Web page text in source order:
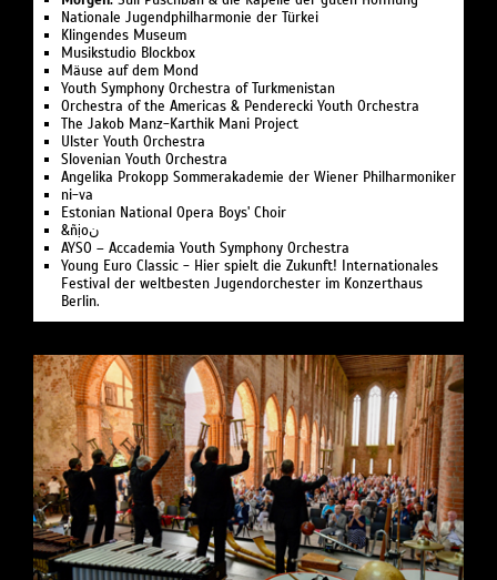
Nationale Jugend­philharmonie der Türkei
Klingendes Museum
Musikstudio Blockbox
Mäuse auf dem Mond
Youth Symphony Orchestra of Turk­menistan
Or­ches­tra of the Ameri­cas & Pen­de­recki Youth Orchestra
The Jakob Manz-Karthik Mani Project
Ulster Youth Or­chestra
Slo­ve­ni­an Youth Orchestra
Angelika Pro­kopp Som­mer­akademie der Wiener Philharmoniker
ni-va
Estonian National Opera Boys' Choir
&ñịoن
AYSO – Accademia Youth Symphony Orchestra
Young Euro Classic - Hier spielt die Zukunft! Internationales
Festival der weltbesten Jugendorchester im Konzerthaus
Berlin.